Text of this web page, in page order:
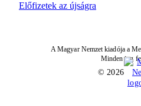
Előfizetek az újságra
A Magyar Nemzet kiadója a
Minden jog
© 2026